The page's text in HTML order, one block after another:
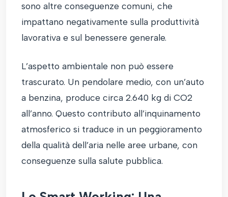
sono altre conseguenze comuni, che
impattano negativamente sulla produttività
lavorativa e sul benessere generale.
L’aspetto ambientale non può essere
trascurato. Un pendolare medio, con un’auto
a benzina, produce circa 2.640 kg di CO2
all’anno. Questo contributo all’inquinamento
atmosferico si traduce in un peggioramento
della qualità dell’aria nelle aree urbane, con
conseguenze sulla salute pubblica.